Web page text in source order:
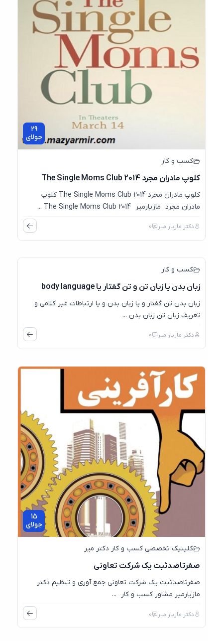
جولای
کسب و کار
کلوپ مادران مجرد The Single Moms Club 2014
کلوپ مادران مجرد The Single Moms Club 2014 کلوپ
مادران مجرد مازیارمیر The Single Moms Club 2014 ...
دکتر مازیار میر 0
کسب و کار
زبان بدن یا زبان تن و تن گفتار یا body language
زبان بدن تن گفتار و یا زبان بدن و یا ارتباطات غیر کلامی و
تعریف زبان تن زبان بدن ...
دکتر مازیار میر 0
15
جولای
کلینیک تخصصی کسب و کار دکتر میر
صفرتاصدثبت یک شرکت تعاونی
صفرتاصدثبت یک شرکت تعاونی جمع آوری و تنظیم دکتر
مازیارمیر مشاور کسب و کار ...
دکتر مازیار میر 0